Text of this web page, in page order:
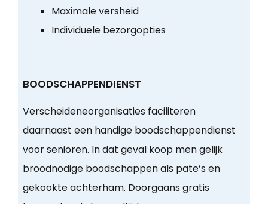
Maximale versheid
Individuele bezorgopties
BOODSCHAPPENDIENST
Verscheideneorganisaties faciliteren
daarnaast een handige boodschappendienst
voor senioren. In dat geval koop men gelijk
broodnodige boodschappen als pate’s en
gekookte achterham. Doorgaans gratis